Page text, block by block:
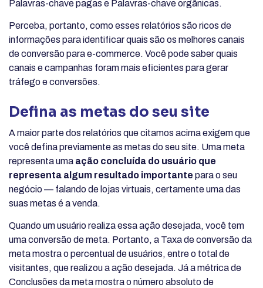
Palavras-chave pagas e Palavras-chave orgânicas.
Perceba, portanto, como esses relatórios são ricos de
informações para identificar quais são os melhores canais
de conversão para e-commerce. Você pode saber quais
canais e campanhas foram mais eficientes para gerar
tráfego e conversões.
Defina as metas do seu site
A maior parte dos relatórios que citamos acima exigem que
você defina previamente as metas do seu site. Uma meta
representa uma ação concluída do usuário que
representa algum resultado importante para o seu
negócio — falando de lojas virtuais, certamente uma das
suas metas é a venda.
Quando um usuário realiza essa ação desejada, você tem
uma conversão de meta. Portanto, a Taxa de conversão da
meta mostra o percentual de usuários, entre o total de
visitantes, que realizou a ação desejada. Já a métrica de
Conclusões da meta mostra o número absoluto de